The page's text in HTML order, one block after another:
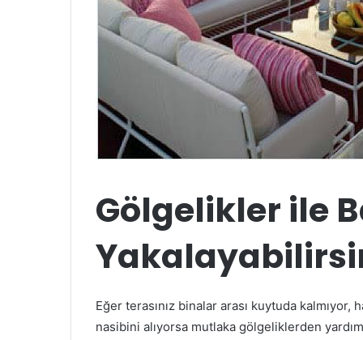
Gölgelikler ile
Eğer terasınız binalar arası kuytuda
nasibini alıyorsa mutlaka gölgeliklerden